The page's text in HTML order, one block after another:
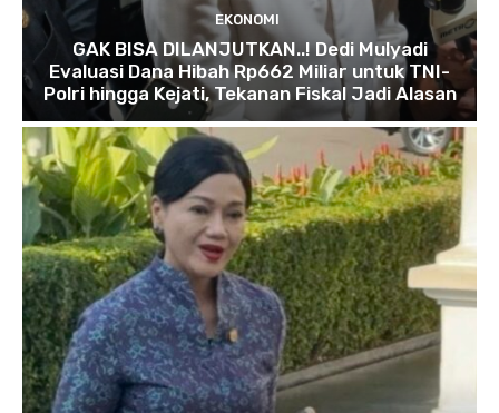
EKONOMI
GAK BISA DILANJUTKAN..! Dedi Mulyadi
Evaluasi Dana Hibah Rp662 Miliar untuk TNI-
Polri hingga Kejati, Tekanan Fiskal Jadi Alasan